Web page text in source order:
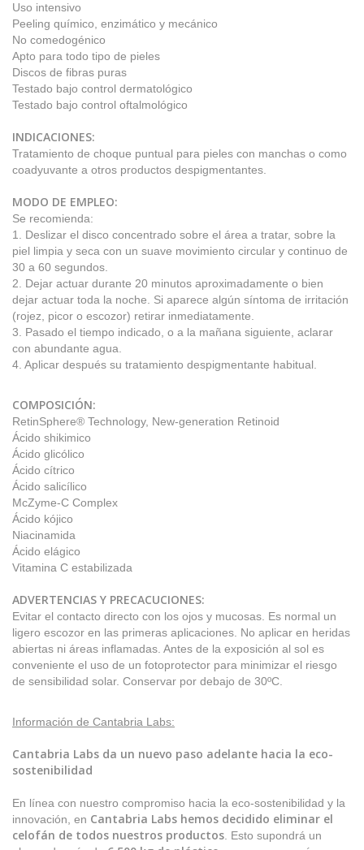
Uso intensivo
Peeling químico, enzimático y mecánico
No comedogénico
Apto para todo tipo de pieles
Discos de fibras puras
Testado bajo control dermatológico
Testado bajo control oftalmológico
INDICACIONES:
Tratamiento de choque puntual para pieles con manchas o como
coadyuvante a otros productos despigmentantes.
MODO DE EMPLEO:
Se recomienda:
1. Deslizar el disco concentrado sobre el área a tratar, sobre la
piel limpia y seca con un suave movimiento circular y continuo de
30 a 60 segundos.
2. Dejar actuar durante 20 minutos aproximadamente o bien
dejar actuar toda la noche. Si aparece algún síntoma de irritación
(rojez, picor o escozor) retirar inmediatamente.
3. Pasado el tiempo indicado, o a la mañana siguiente, aclarar
con abundante agua.
4. Aplicar después su tratamiento despigmentante habitual.
COMPOSICIÓN:
RetinSphere® Technology, New-generation Retinoid
Ácido shikimico
Ácido glicólico
Ácido cítrico
Ácido salicílico
McZyme-C Complex
Ácido kójico
Niacinamida
Ácido elágico
Vitamina C estabilizada
ADVERTENCIAS Y PRECACUCIONES:
Evitar el contacto directo con los ojos y mucosas. Es normal un
ligero escozor en las primeras aplicaciones. No aplicar en heridas
abiertas ni áreas inflamadas. Antes de la exposición al sol es
conveniente el uso de un fotoprotector para minimizar el riesgo
de sensibilidad solar. Conservar por debajo de 30ºC.
Información de Cantabria Labs:
Cantabria Labs da un nuevo paso adelante hacia la eco-
sostenibilidad
En línea con nuestro compromiso hacia la eco-sostenibilidad y la
innovación, en Cantabria Labs hemos decidido eliminar el
celofán de todos nuestros productos . Esto supondrá un